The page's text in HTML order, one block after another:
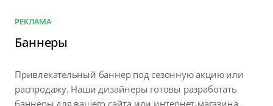
РЕКЛАМА
Баннеры
Привлекательный баннер под сезонную акцию или
распродажу. Наши дизайнеры готовы разработать
баннеры для вашего сайта или интернет-магазина.